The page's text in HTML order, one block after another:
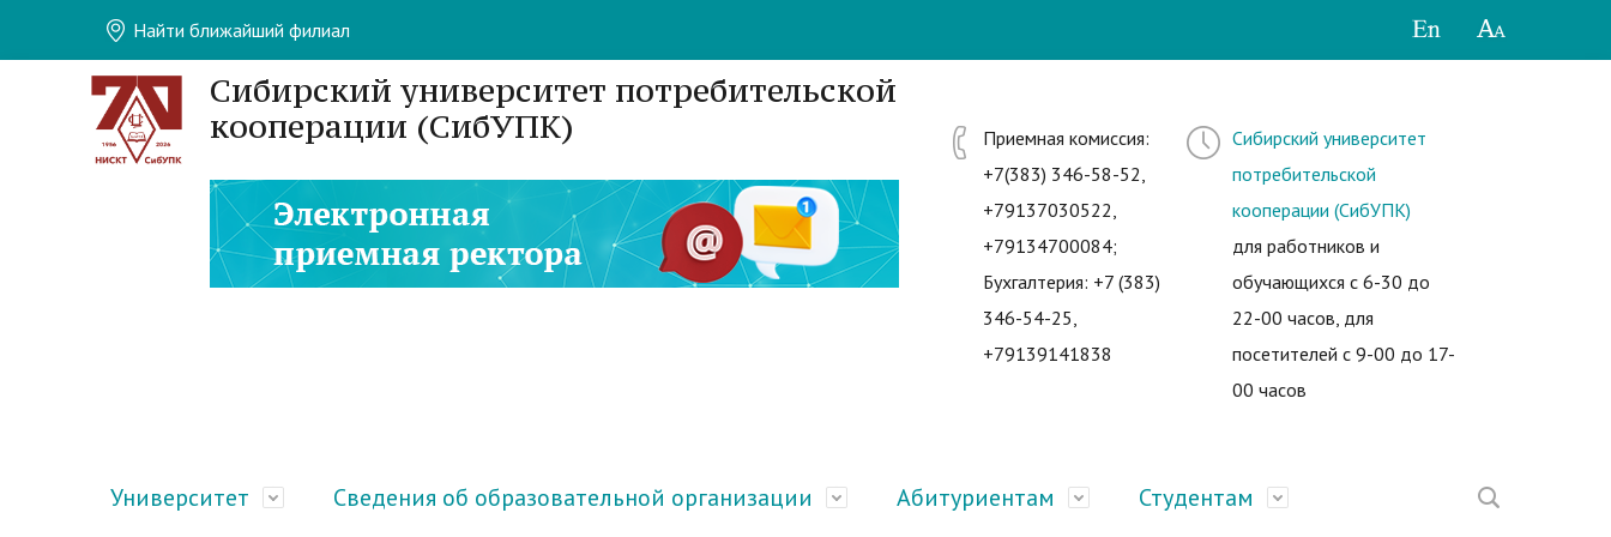
Найти ближайший филиал
Сибирский университет потребительской
кооперации (СибУПК)
Приемная комиссия:
+7(383) 346-58-52,
+79137030522,
+79134700084;
Бухгалтерия: +7 (383)
346-54-25,
+79139141838
Сибирский университет
потребительской
кооперации (СибУПК)
для работников и
обучающихся с 6-30 до
22-00 часов, для
посетителей с 9-00 до 17-
00 часов
Университет Сведения об образовательной организации Абитуриентам Студентам